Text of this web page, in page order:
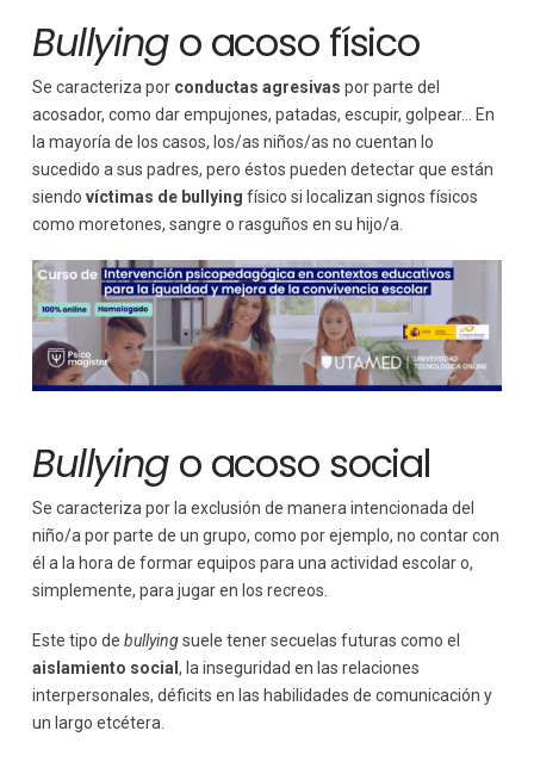
Bullyingo acoso físico
Se caracteriza por conductas agresivas por parte del
acosador, como dar empujones, patadas, escupir, golpear… En
la mayoría de los casos, los/as niños/as no cuentan lo
sucedido a sus padres, pero éstos pueden detectar que están
siendo víctimas de bullying físico si localizan signos físicos
como moretones, sangre o rasguños en su hijo/a.
Bullyingo acoso social
Se caracteriza por la exclusión de manera intencionada del
niño/a por parte de un grupo, como por ejemplo, no contar con
él a la hora de formar equipos para una actividad escolar o,
simplemente, para jugar en los recreos.
Este tipo de bullyingsuele tener secuelas futuras como el
aislamiento social , la inseguridad en las relaciones
interpersonales, déficits en las habilidades de comunicación y
un largo etcétera.